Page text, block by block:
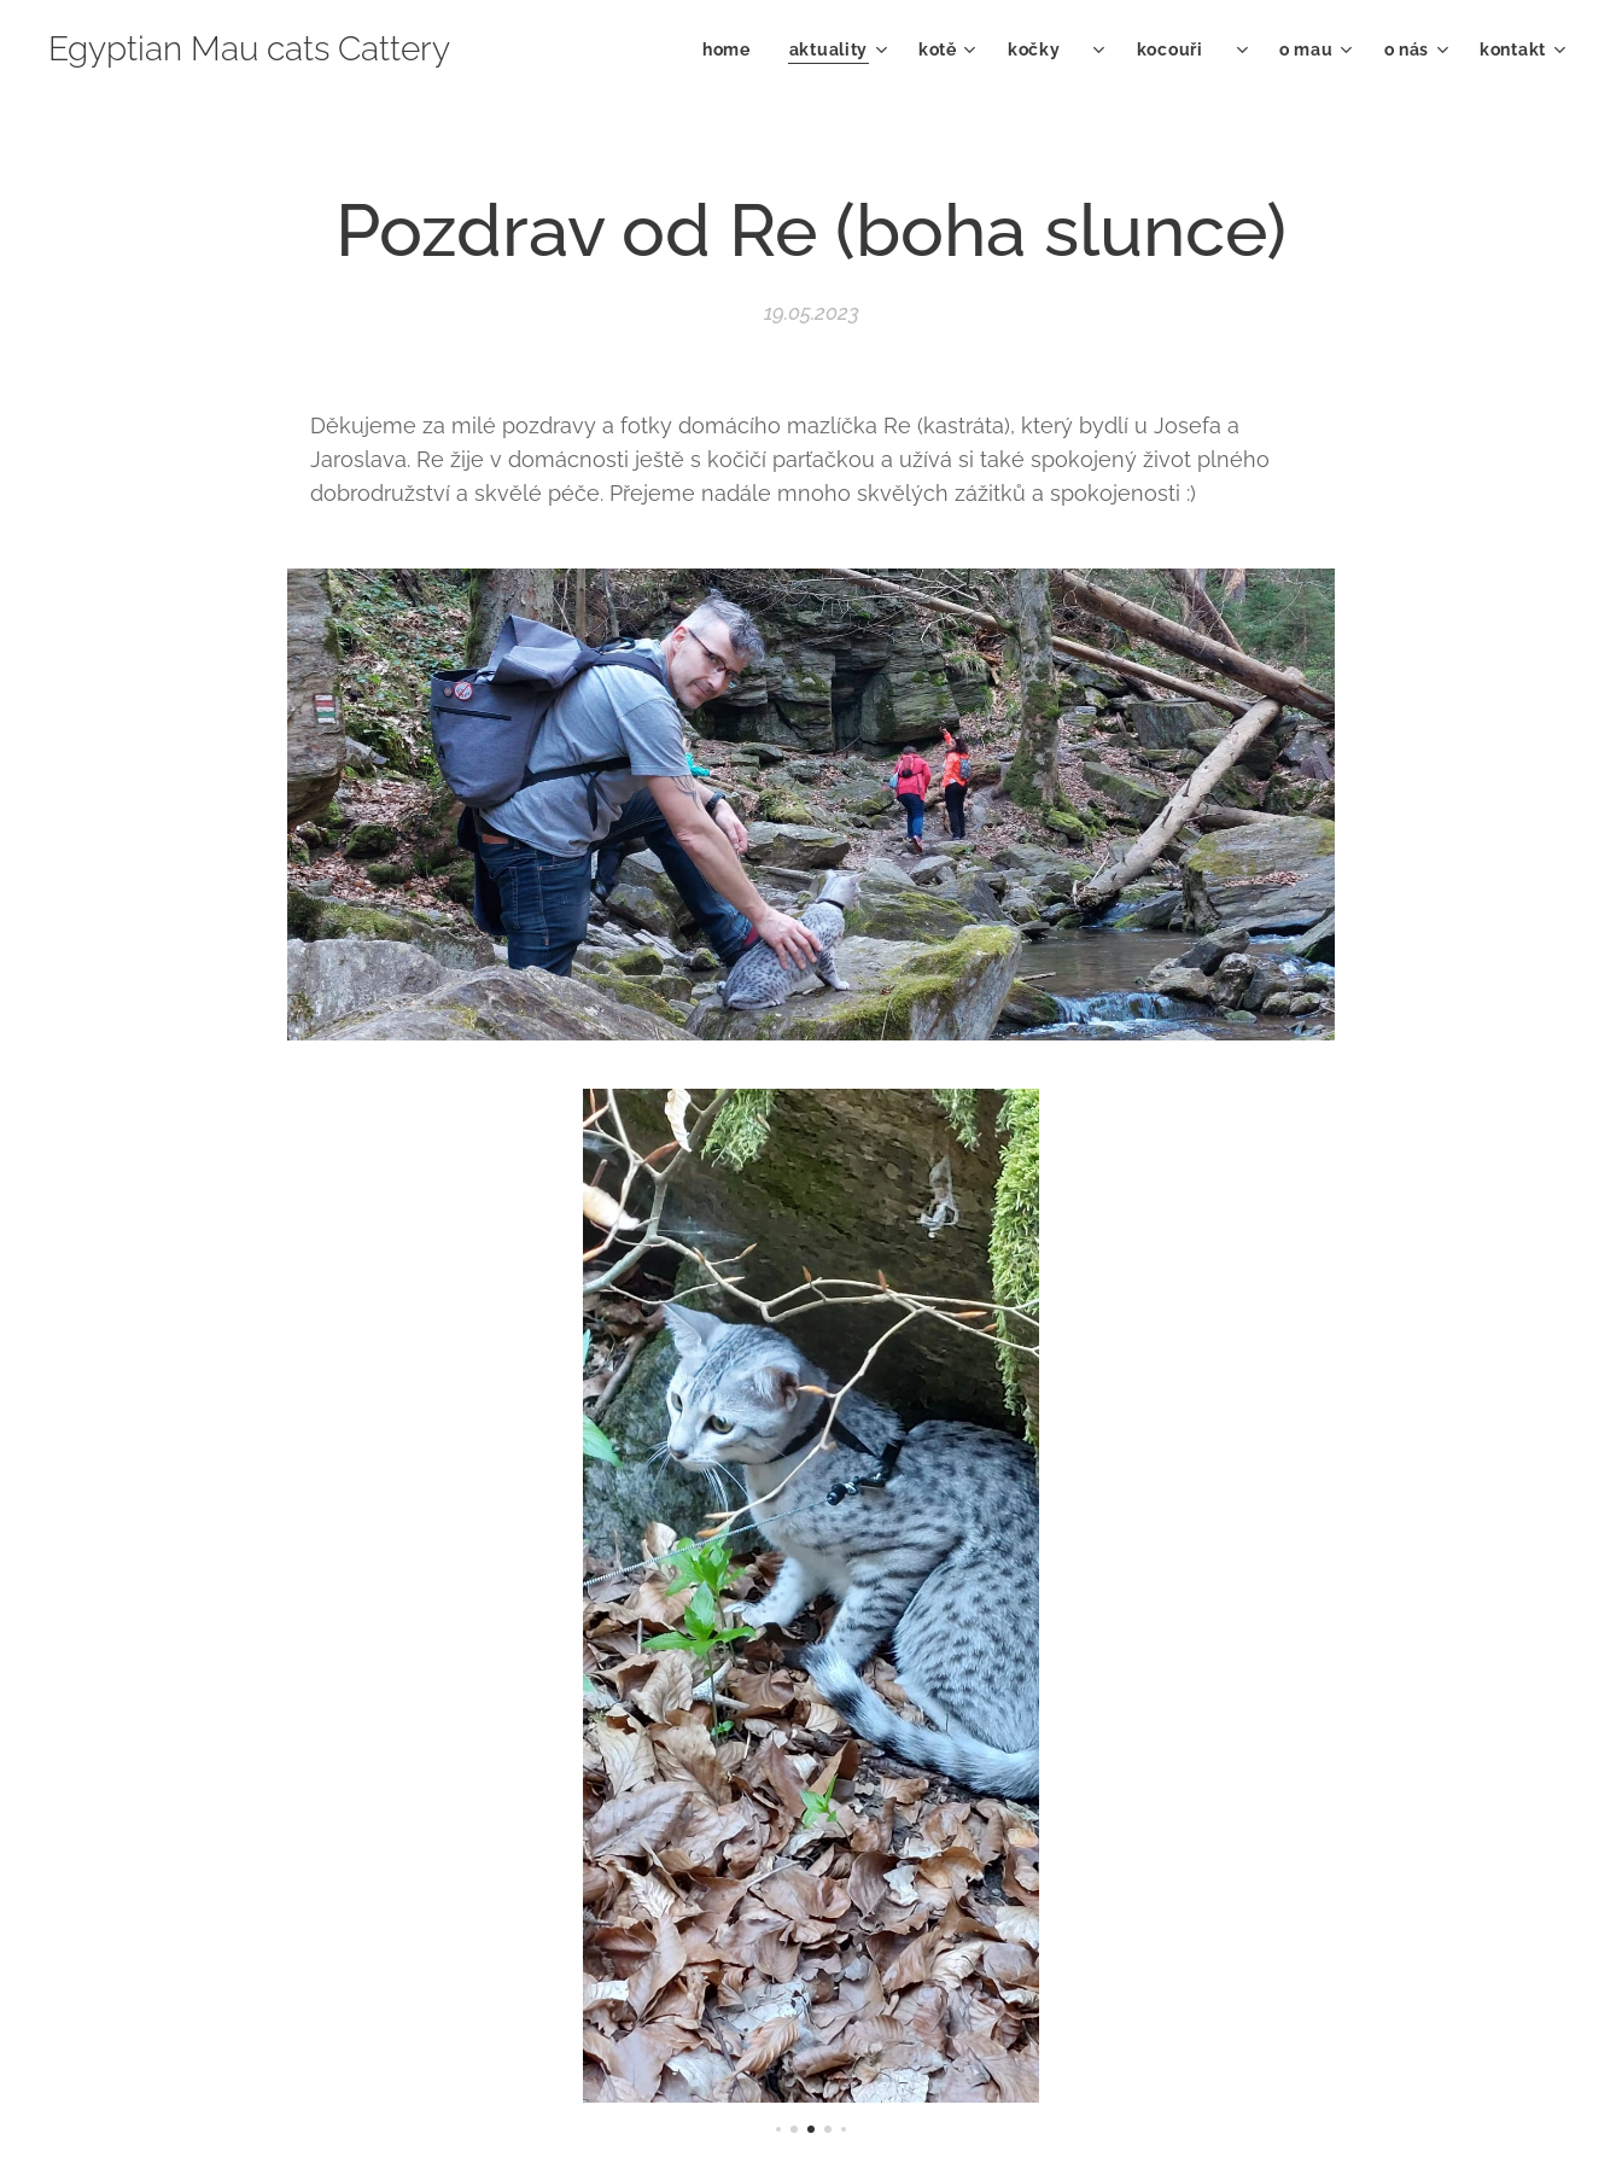
Egyptian Mau cats Cattery home aktuality kotě kočky ♀ kocouři ♂ o mau o nás kontakt
Pozdrav od Re (boha slunce)
19.05.2023
Děkujeme za milé pozdravy a fotky domácího mazlíčka Re (kastráta), který bydlí u Josefa a
Jaroslava. Re žije v domácnosti ještě s kočičí parťačkou a užívá si také spokojený život plného
dobrodružství a skvělé péče. Přejeme nadále mnoho skvělých zážitků a spokojenosti :)